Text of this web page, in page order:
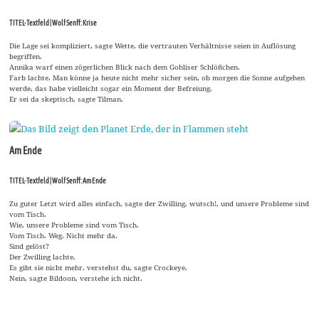
TITEL-Textfeld | Wolf Senff: Krise
Die Lage sei kompliziert, sagte Wette, die vertrauten Verhältnisse seien in Auflösung
begriffen.
Annika warf einen zögerlichen Blick nach dem Gohliser Schlößchen.
Farb lachte. Man könne ja heute nicht mehr sicher sein, ob morgen die Sonne aufgehen
werde, das habe vielleicht sogar ein Moment der Befreiung.
Er sei da skeptisch, sagte Tilman.
Am Ende
TITEL-Textfeld | Wolf Senff: Am Ende
Zu guter Letzt wird alles einfach, sagte der Zwilling, wutsch!, und unsere Probleme sind
vom Tisch.
Wie, unsere Probleme sind vom Tisch.
Vom Tisch. Weg. Nicht mehr da.
Sind gelöst?
Der Zwilling lachte.
Es gibt sie nicht mehr, verstehst du, sagte Crockeye.
Nein, sagte Bildoon, verstehe ich nicht.